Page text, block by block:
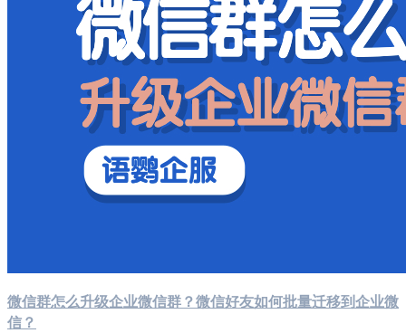
微信群怎么升级企业微信群？微信好友如何批量迁移到企业微
信？